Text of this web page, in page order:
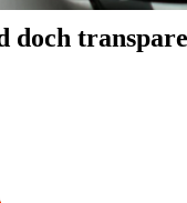
doch